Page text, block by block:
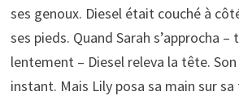
ses genoux. Diesel était couché à
ses pieds. Quand Sarah s’approcha –
lentement – Diesel releva la tête.
instant. Mais Lily posa sa main sur